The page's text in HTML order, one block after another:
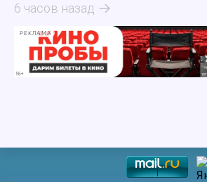
6 часов назад
РЕКЛАМА